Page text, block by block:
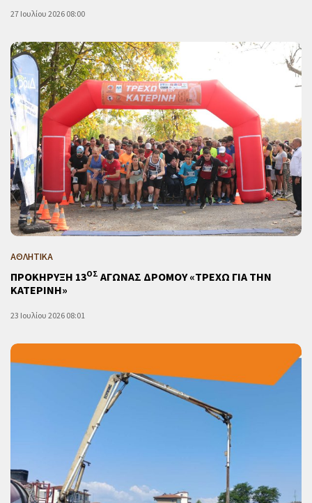
27 Ιουλίου 2026 08:00
ΑΘΛΗΤΙΚΑ
ΠΡΟΚΗΡΥΞΗ 13ΟΣ ΑΓΩΝΑΣ ΔΡΟΜΟΥ «ΤΡΕΧΩ ΓΙΑ ΤΗΝ
ΚΑΤΕΡΙΝΗ»
23 Ιουλίου 2026 08:01